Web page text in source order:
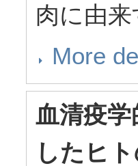
肉に由
More
血清疫
したヒ